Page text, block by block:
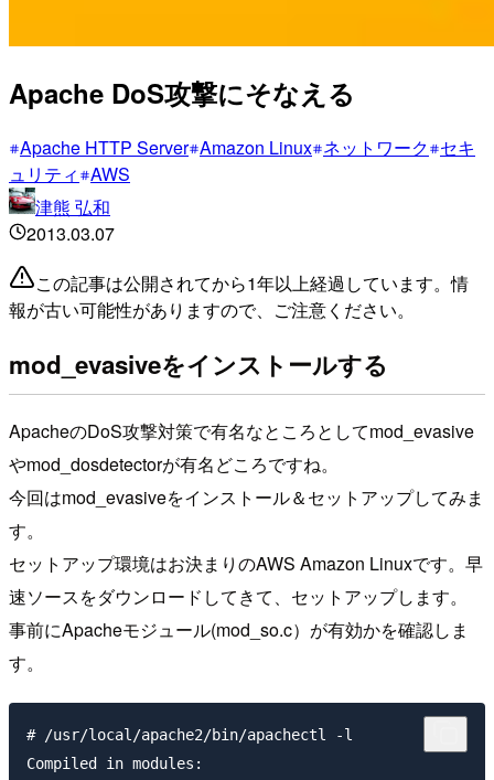
Apache DoS攻撃にそなえる
Apache HTTP Server Amazon Linux ネットワーク セキ
ュリティ AWS
津熊 弘和
2013.03.07
この記事は公開されてから1年以上経過しています。情
報が古い可能性がありますので、ご注意ください。
mod_evasiveをインストールする
ApacheのDoS攻撃対策で有名なところとしてmod_evasive
やmod_dosdetectorが有名どころですね。
今回はmod_evasiveをインストール＆セットアップしてみま
す。
セットアップ環境はお決まりのAWS Amazon Linuxです。早
速ソースをダウンロードしてきて、セットアップします。
事前にApacheモジュール(mod_so.c）が有効かを確認しま
す。
# /usr/local/apache2/bin/apachectl -l
Compiled in modules: